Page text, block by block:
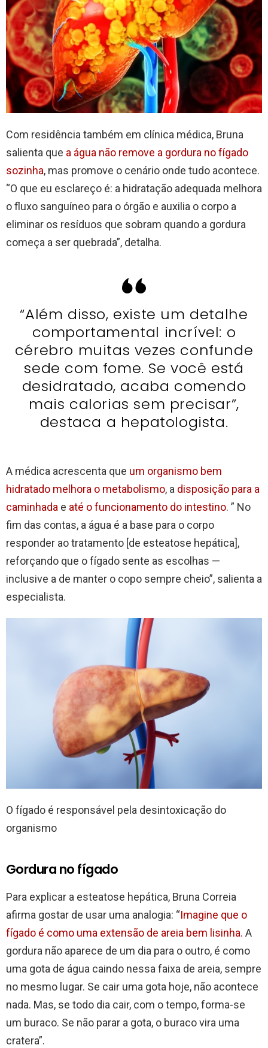
Com residência também em clínica médica, Bruna
salienta que a água não remove a gordura no fígado
sozinha, mas promove o cenário onde tudo acontece.
“O que eu esclareço é: a hidratação adequada melhora
o fluxo sanguíneo para o órgão e auxilia o corpo a
eliminar os resíduos que sobram quando a gordura
começa a ser quebrada”, detalha.
“Além disso, existe um detalhe
comportamental incrível: o
cérebro muitas vezes confunde
sede com fome. Se você está
desidratado, acaba comendo
mais calorias sem precisar”,
destaca a hepatologista.
A médica acrescenta que um organismo bem
hidratado melhora o metabolismo, a disposição para a
caminhada e até o funcionamento do intestino. ” No
fim das contas, a água é a base para o corpo
responder ao tratamento [de esteatose hepática],
reforçando que o fígado sente as escolhas —
inclusive a de manter o copo sempre cheio”, salienta a
especialista.
O fígado é responsável pela desintoxicação do
organismo
Gordura no fígado
Para explicar a esteatose hepática, Bruna Correia
afirma gostar de usar uma analogia: “Imagine que o
fígado é como uma extensão de areia bem lisinha. A
gordura não aparece de um dia para o outro, é como
uma gota de água caindo nessa faixa de areia, sempre
no mesmo lugar. Se cair uma gota hoje, não acontece
nada. Mas, se todo dia cair, com o tempo, forma-se
um buraco. Se não parar a gota, o buraco vira uma
cratera”.